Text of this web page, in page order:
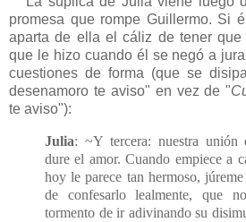
promesa que rompe Guillermo. Si
aparta de ella el cáliz de tener que
que le hizo cuando él se negó a
cuestiones de forma (que se
desenamoro te aviso" en vez de "
te aviso"):
Julia: ~Y tercera: nuestra unión
dure el amor. Cuando empiece a
hoy le parece tan hermoso,
de confesarlo lealmente, que
tormento de ir adivinando su